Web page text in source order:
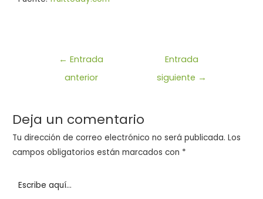
← Entrada
anterior
Entrada
siguiente →
Deja un comentario
Tu dirección de correo electrónico no será publicada. Los
campos obligatorios están marcados con *